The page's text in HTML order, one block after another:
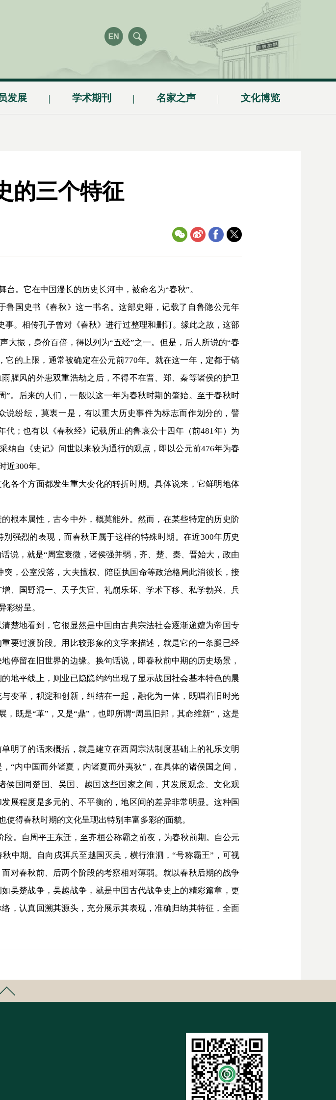
发展 学术期刊 名家之声 文化博览
的三个特征
。它在中国漫长的历史长河中，被命名为“春秋”。
国史书《春秋》这一书名。这部史籍，记载了自鲁隐公元年
事。相传孔子曾对《春秋》进行过整理和删订。缘此之故，这部
大振，身价百倍，得以列为“五经”之一。但是，后人所说的“春
的上限，通常被确定在公元前770年。就在这一年，定都于镐
腥风的外患双重浩劫之后，不得不在晋、郑、秦等诸侯的护卫
。后来的人们，一般以这一年为春秋时期的肇始。至于春秋时
纷纭，莫衷一是，有以重大历史事件为标志而作划分的，譬
；也有以《春秋经》记载所止的鲁哀公十四年（前481年）为
纳自《史记》问世以来较为通行的观点，即以公元前476年为春
300年。
个方面都发生重大变化的转折时期。具体说来，它鲜明地体
本属性，古今中外，概莫能外。然而，在某些特定的历史阶
强烈的表现，而春秋正属于这样的特殊时期。在近300年历史
说，就是“周室衰微，诸侯强并弱，齐、楚、秦、晋始大，政由
，公室没落，大夫擅权、陪臣执国命等政治格局此消彼长，接
、国野混一、天子失官、礼崩乐坏、学术下移、私学勃兴、兵
彩纷呈。
地看到，它很显然是中国由古典宗法社会逐渐递嬗为帝国专
要过渡阶段。用比较形象的文字来描述，就是它的一条腿已经
停留在旧世界的边缘。换句话说，即春秋前中期的历史场景，
地平线上，则业已隐隐约约出现了显示战国社会基本特色的晨
变革，积淀和创新，纠结在一起，融化为一体，既唱着旧时光
既是“革”，又是“鼎”，也即所谓“周虽旧邦，其命维新”，这是
了的话来概括，就是建立在西周宗法制度基础上的礼乐文明
“内中国而外诸夏，内诸夏而外夷狄”，在具体的诸侯国之间，
国同楚国、吴国、越国这些国家之间，其发展观念、文化观
展程度是多元的、不平衡的，地区间的差异非常明显。这种国
得春秋时期的文化呈现出特别丰富多彩的面貌。
自周平王东迁，至齐桓公称霸之前夜，为春秋前期。自公元
中期。自向戌弭兵至越国灭吴，横行淮泗，“号称霸王”，可视
对春秋前、后两个阶段的考察相对薄弱。就以春秋后期的战争
吴楚战争，吴越战争，就是中国古代战争史上的精彩篇章，更
，认真回溯其源头，充分展示其表现，准确归纳其特征，全面